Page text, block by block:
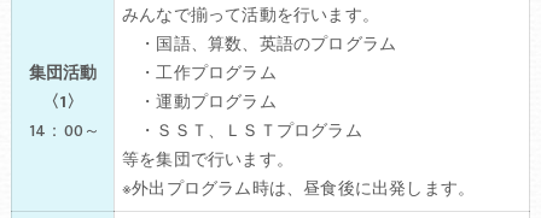
集団活動
〈1〉
14：00～
みんなで揃って活動を行います。
・国語、算数、英語のプログラム
・工作プログラム
・運動プログラム
・ＳＳＴ、ＬＳＴプログラム
等を集団で行います。
※外出プログラム時は、昼食後に出発します。